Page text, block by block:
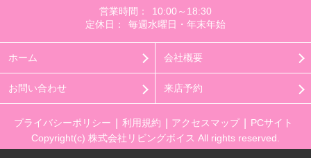
営業時間：
10:00～18:30
定休日：
毎週水曜日・年末年始
ホーム 会社概要
お問い合わせ 来店予約
プライバシーポリシー 利用規約 アクセスマップ
PCサイト
Copyright(c) 株式会社リビングボイス All rights reserved.